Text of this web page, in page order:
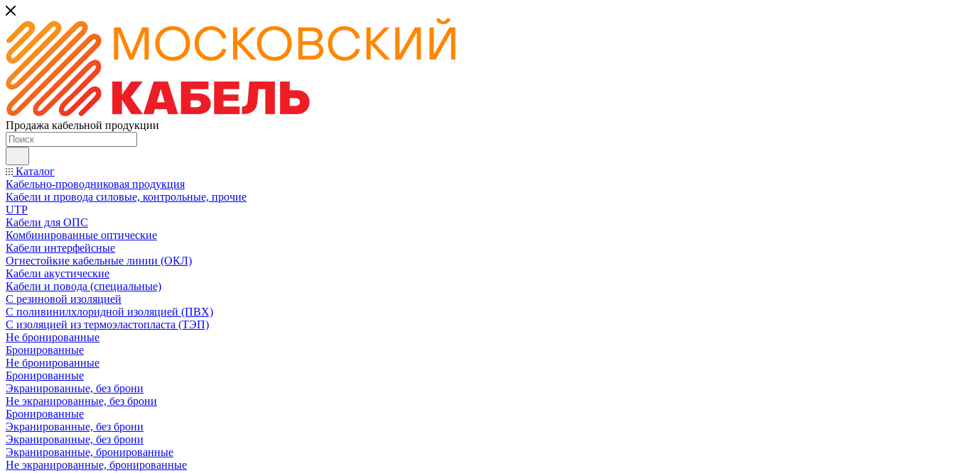
Продажа кабельной продукции
Каталог
Кабельно-проводниковая продукция
Кабели и провода силовые, контрольные, прочие
UTP
Кабели для ОПС
Комбинированные оптические
Кабели интерфейсные
Огнестойкие кабельные линии (ОКЛ)
Кабели акустические
Кабели и повода (специальные)
С резиновой изоляцией
С поливинилхлоридной изоляцией (ПВХ)
С изоляцией из термоэластопласта (ТЭП)
Не бронированные
Бронированные
Не бронированные
Бронированные
Экранированные, без брони
Не экранированные, без брони
Бронированные
Экранированные, без брони
Экранированные, без брони
Экранированные, бронированные
Не экранированные, бронированные